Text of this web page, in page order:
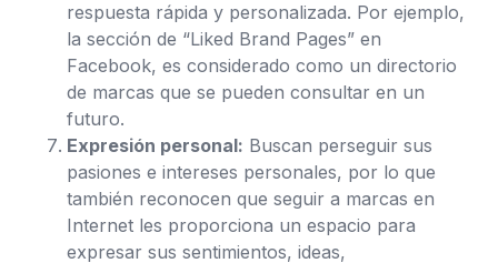
respuesta rápida y personalizada. Por ejemplo,
la sección de “Liked Brand Pages” en
Facebook, es considerado como un directorio
de marcas que se pueden consultar en un
futuro.
Expresión personal: Buscan perseguir sus
pasiones e intereses personales, por lo que
también reconocen que seguir a marcas en
Internet les proporciona un espacio para
expresar sus sentimientos, ideas,